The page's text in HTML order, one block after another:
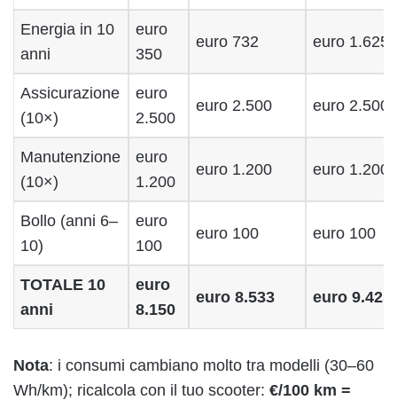
Energia in 10
anni
euro
350
euro 732 euro 1.625
Assicurazione
(10×)
euro
2.500
euro 2.500 euro 2.500
Manutenzione
(10×)
euro
1.200
euro 1.200 euro 1.200
Bollo (anni 6–
10)
euro
100
euro 100 euro 100
TOTALE 10
anni
euro
8.150
euro 8.533 euro 9.425
Nota: i consumi cambiano molto tra modelli (30–60
Wh/km); ricalcola con il tuo scooter: €/100 km =